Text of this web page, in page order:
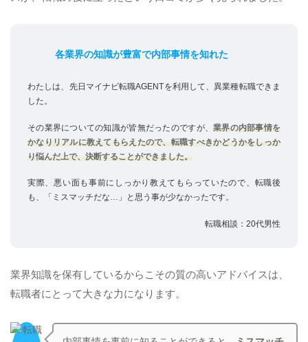
各業界の知識が豊富で内部事情を知れた
わたしは、先日マイナビ転職AGENTを利用して、異業種転職できま
した。
その業界についての知識が皆無だったのですが、業界の内部事情を
かなりリアルに教えてもらえたので、転職すべきかどうかをしっか
り悩んだ上で、決断することができました。
実際、悪い面も事前にしっかり教えてもらっていたので、転職後
も、「ミスマッチだな…」と思う事が少なかったです。
転職相談：20代男性
業界知識を保有しているからこその質の高いアドバイスは、
転職者にとって大きな力になります。